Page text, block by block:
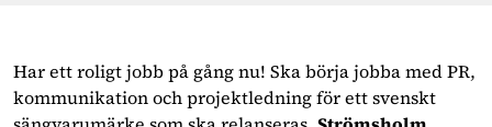
Har ett roligt jobb på gång nu! Ska börja jobba med PR,
kommunikation och projektledning för ett svenskt